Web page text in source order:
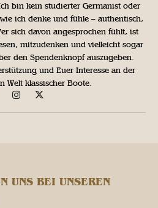
bin kein studierter Germanist oder
ich denke und fühle – authentisch,
sich davon angesprochen fühlt, ist
mitzudenken und vielleicht sogar
den Spendenknopf auszugeben.
und Euer Interesse an der
Welt klassischer Boote.
UNS BEI UNSEREN